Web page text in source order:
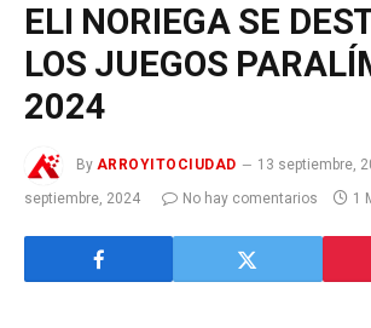
ELI NORIEGA SE
LOS JUEGOS
2024
By ARROYITOCIUDAD 13 septiembre,
septiembre, 2024
No hay comentarios 1